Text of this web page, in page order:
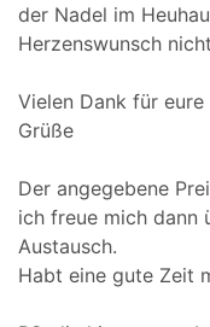
der Nadel im
Herzenswunsch
Vielen Dank für
Grüße
Der angegebene
ich freue mich dann
Austausch.
Habt eine gute Zeit